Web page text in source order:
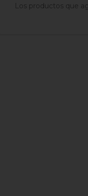
Los productos que